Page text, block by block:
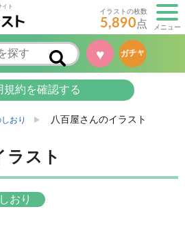
イト
イラストの枚数
5,890点 メニュー
♥ ガチャ
規約を確認する
おり 八百屋さんのイラスト
ラスト
おり